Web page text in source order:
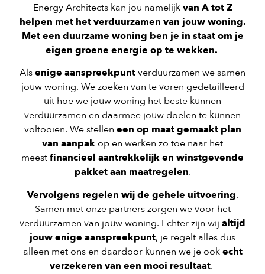
Energy Architects kan jou namelijkvan A tot Z
helpen met het verduurzamen van jouw woning.
Met een duurzame woning ben je in staat om je
eigen groene energie op te wekken.
Alsenige aanspreekpuntverduurzamen we samen
jouw woning. We zoeken van te voren gedetailleerd
uit hoe we jouw woning het beste kunnen
verduurzamen en daarmee jouw doelen te kunnen
voltooien. We stellen een op maat gemaakt plan
van aanpak op en werken zo toe naar het
meestfinancieel aantrekkelijk en winstgevende
pakket aan maatregelen.
Vervolgens regelen wij de gehele uitvoering.
Samen met onze partners zorgen we voor het
verduurzamen van jouw woning. Echter zijn wij altijd
jouw enige aanspreekpunt, je regelt alles dus
alleen met ons en daardoor kunnen we je ookecht
verzekeren van een mooi resultaat.